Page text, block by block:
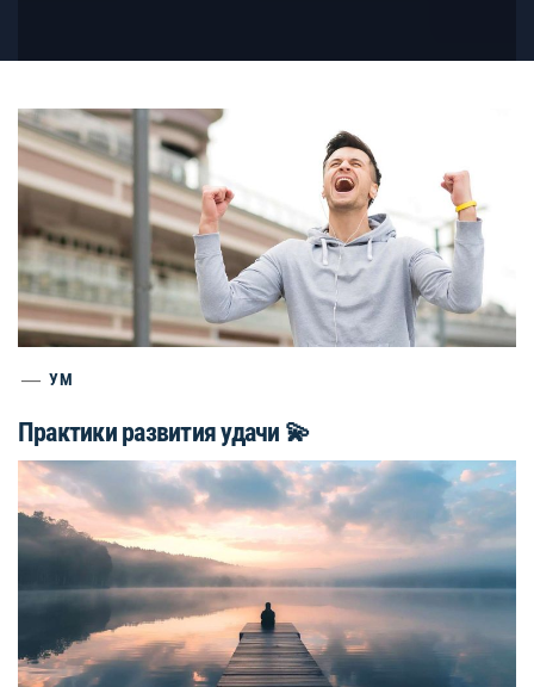
УМ
Практики развития удачи 💫